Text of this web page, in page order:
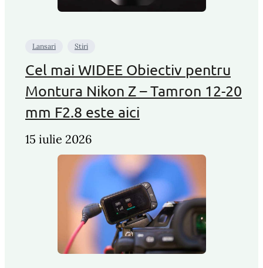
Lansari Stiri
Cel mai WIDEE Obiectiv pentru
Montura Nikon Z – Tamron 12-20
mm F2.8 este aici
15 iulie 2026